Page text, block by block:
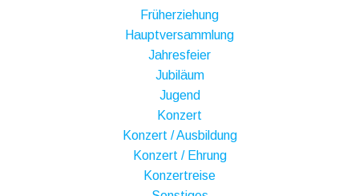
Früherziehung
Hauptversammlung
Jahresfeier
Jubiläum
Jugend
Konzert
Konzert / Ausbildung
Konzert / Ehrung
Konzertreise